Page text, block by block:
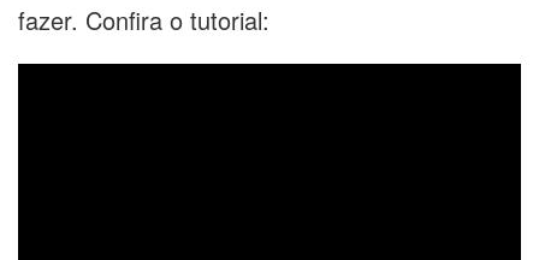
fazer. Confira o tutorial: